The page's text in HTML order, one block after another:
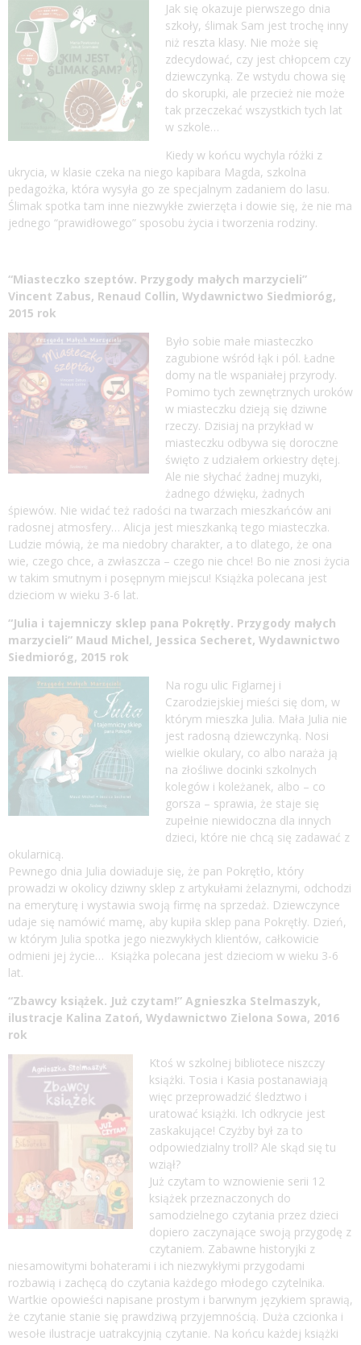
Jak się okazuje pierwszego dnia
szkoły, ślimak Sam jest trochę inny
niż reszta klasy. Nie może się
zdecydować, czy jest chłopcem czy
dziewczynką. Ze wstydu chowa się
do skorupki, ale przecież nie może
tak przeczekać wszystkich tych lat
w szkole…
Kiedy w końcu wychyla różki z
ukrycia, w klasie czeka na niego kapibara Magda, szkolna
pedagożka, która wysyła go ze specjalnym zadaniem do lasu.
Ślimak spotka tam inne niezwykłe zwierzęta i dowie się, że nie ma
jednego “prawidłowego” sposobu życia i tworzenia rodziny.
“Miasteczko szeptów. Przygody małych marzycieli”
Vincent Zabus, Renaud Collin, Wydawnictwo Siedmioróg,
2015 rok
Było sobie małe miasteczko
zagubione wśród łąk i pól. Ładne
domy na tle wspaniałej przyrody.
Pomimo tych zewnętrznych uroków
w miasteczku dzieją się dziwne
rzeczy. Dzisiaj na przykład w
miasteczku odbywa się doroczne
święto z udziałem orkiestry dętej.
Ale nie słychać żadnej muzyki,
żadnego dźwięku, żadnych
śpiewów. Nie widać też radości na twarzach mieszkańców ani
radosnej atmosfery… Alicja jest mieszkanką tego miasteczka.
Ludzie mówią, że ma niedobry charakter, a to dlatego, że ona
wie, czego chce, a zwłaszcza – czego nie chce! Bo nie znosi życia
w takim smutnym i posępnym miejscu! Książka polecana jest
dzieciom w wieku 3-6 lat.
“Julia i tajemniczy sklep pana Pokrętły. Przygody małych
marzycieli” Maud Michel, Jessica Secheret, Wydawnictwo
Siedmioróg, 2015 rok
Na rogu ulic Figlarnej i
Czarodziejskiej mieści się dom, w
którym mieszka Julia. Mała Julia nie
jest radosną dziewczynką. Nosi
wielkie okulary, co albo naraża ją
na złośliwe docinki szkolnych
kolegów i koleżanek, albo – co
gorsza – sprawia, że staje się
zupełnie niewidoczna dla innych
dzieci, które nie chcą się zadawać z
okularnicą.
Pewnego dnia Julia dowiaduje się, że pan Pokrętło, który
prowadzi w okolicy dziwny sklep z artykułami żelaznymi, odchodzi
na emeryturę i wystawia swoją firmę na sprzedaż. Dziewczynce
udaje się namówić mamę, aby kupiła sklep pana Pokrętły. Dzień,
w którym Julia spotka jego niezwykłych klientów, całkowicie
odmieni jej życie… Książka polecana jest dzieciom w wieku 3-6
lat.
“Zbawcy książek. Już czytam!” Agnieszka Stelmaszyk,
ilustracje Kalina Zatoń, Wydawnictwo Zielona Sowa, 2016
rok
Ktoś w szkolnej bibliotece niszczy
książki. Tosia i Kasia postanawiają
więc przeprowadzić śledztwo i
uratować książki. Ich odkrycie jest
zaskakujące! Czyżby był za to
odpowiedzialny troll? Ale skąd się tu
wziął?
Już czytam to wznowienie serii 12
książek przeznaczonych do
samodzielnego czytania przez dzieci
dopiero zaczynające swoją przygodę z
czytaniem. Zabawne historyjki z
niesamowitymi bohaterami i ich niezwykłymi przygodami
rozbawią i zachęcą do czytania każdego młodego czytelnika.
Wartkie opowieści napisane prostym i barwnym językiem sprawią,
że czytanie stanie się prawdziwą przyjemnością. Duża czcionka i
wesołe ilustracje uatrakcyjnią czytanie. Na końcu każdej książki